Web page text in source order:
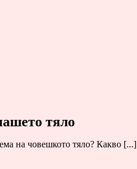
тяло
на човешкото тяло? Какво [...]